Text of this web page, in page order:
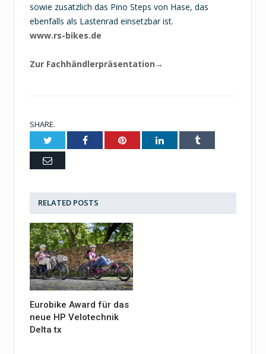
sowie zusätzlich das Pino Steps von Hase, das
ebenfalls als Lastenrad einsetzbar ist.
www.rs-bikes.de
Zur Fachhändlerpräsentation→
SHARE.
Twitter Facebook Pinterest LinkedIn Tumblr
Email
RELATED POSTS
Eurobike Award für das
neue HP Velotechnik
Delta tx